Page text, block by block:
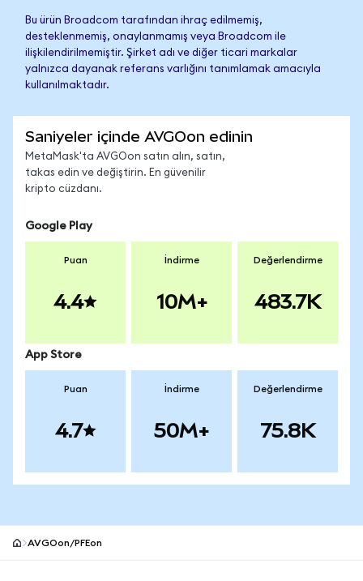
Bu ürün Broadcom tarafından ihraç edilmemiş,
desteklenmemiş, onaylanmamış veya Broadcom ile
ilişkilendirilmemiştir. Şirket adı ve diğer ticari markalar
yalnızca dayanak referans varlığını tanımlamak amacıyla
kullanılmaktadır.
Saniyeler içinde AVGOon edinin
MetaMask'ta AVGOon satın alın, satın,
takas edin ve değiştirin. En güvenilir
kripto cüzdanı.
Google Play
Puan
4.4
İndirme
10M+
Değerlendirme
483.7K
App Store
Puan
4.7
İndirme
50M+
Değerlendirme
75.8K
AVGOon/PFEon